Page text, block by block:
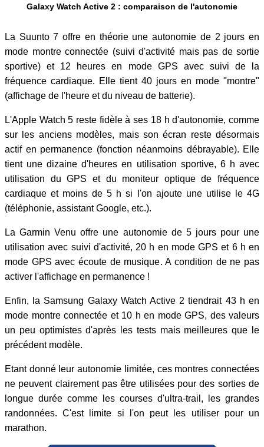
Galaxy Watch Active 2 : comparaison de l'autonomie
La Suunto 7 offre en théorie une autonomie de 2 jours en
mode montre connectée (suivi d'activité mais pas de sortie
sportive) et 12 heures en mode GPS avec suivi de la
fréquence cardiaque. Elle tient 40 jours en mode "montre"
(affichage de l'heure et du niveau de batterie).
L'Apple Watch 5 reste fidèle à ses 18 h d'autonomie, comme
sur les anciens modèles, mais son écran reste désormais
actif en permanence (fonction néanmoins débrayable). Elle
tient une dizaine d'heures en utilisation sportive, 6 h avec
utilisation du GPS et du moniteur optique de fréquence
cardiaque et moins de 5 h si l'on ajoute une utilise le 4G
(téléphonie, assistant Google, etc.).
La Garmin Venu offre une autonomie de 5 jours pour une
utilisation avec suivi d'activité, 20 h en mode GPS et 6 h en
mode GPS avec écoute de musique. A condition de ne pas
activer l'affichage en permanence !
Enfin, la Samsung Galaxy Watch Active 2 tiendrait 43 h en
mode montre connectée et 10 h en mode GPS, des valeurs
un peu optimistes d'après les tests mais meilleures que le
précédent modèle.
Etant donné leur autonomie limitée, ces montres connectées
ne peuvent clairement pas être utilisées pour des sorties de
longue durée comme les courses d'ultra-trail, les grandes
randonnées. C'est limite si l'on peut les utiliser pour un
marathon.